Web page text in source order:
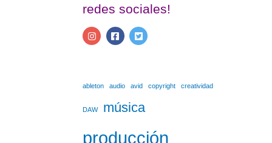
redes sociales!
ableton audio avid copyright creatividad
DAW música
producción